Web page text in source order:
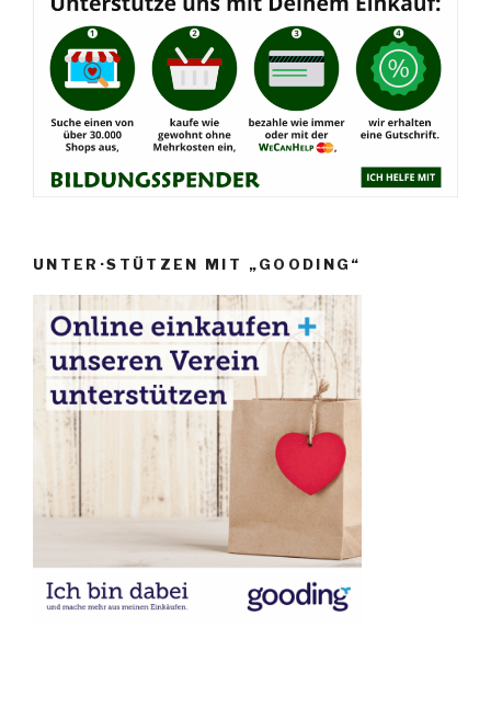
UNTER·STÜTZEN MIT „GOODING“